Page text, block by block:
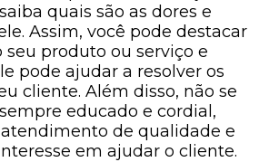
quais são as dores e
Assim, você pode destacar
seu produto ou serviço e
pode ajudar a resolver os
cliente. Além disso, não se
educado e cordial,
de qualidade e
em ajudar o cliente.